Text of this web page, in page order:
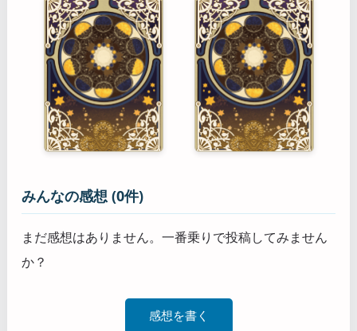
みんなの感想 (0件)
まだ感想はありません。一番乗りで投稿してみません
か？
感想を書く